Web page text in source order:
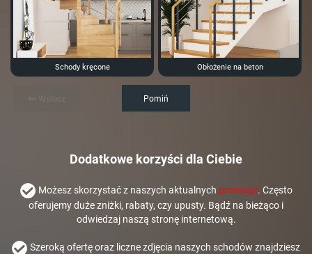
Schody kręcone Obłożenie na beton
Pomiń
Dodatkowe korzyści dla Ciebie
Możesz skorzystać z naszych aktualnych promocji. Często
oferujemy duże zniżki, rabaty, czy upusty. Bądź na bieżąco i
odwiedzaj naszą stronę internetową.
Szeroką ofertę oraz liczne zdjęcia naszych schodów znajdziesz